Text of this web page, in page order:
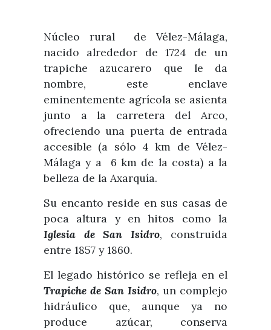
Núcleo rural de Vélez-Málaga,
nacido alrededor de 1724 de un
trapiche azucarero que le da
nombre, este enclave
eminentemente agrícola se asienta
junto a la carretera del Arco,
ofreciendo una puerta de entrada
accesible (a sólo 4 km de Vélez-
Málaga y a 6 km de la costa) a la
belleza de la Axarquía.
Su encanto reside en sus casas de
poca altura y en hitos como la
Iglesia de San Isidro, construida
entre 1857 y 1860.
El legado histórico se refleja en el
Trapiche de San Isidro, un complejo
hidráulico que, aunque ya no
produce azúcar, conserva